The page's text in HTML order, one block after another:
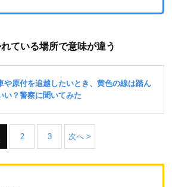
ている場所で意味が違う
2 3 次へ >